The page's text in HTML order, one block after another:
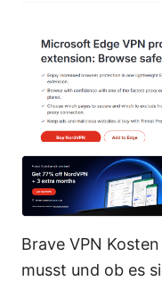
Brave VPN
musst und ob es